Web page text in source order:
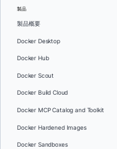
製品
製品概要
Docker Desktop
Docker Hub
Docker Scout
Docker Build Cloud
Docker MCP Catalog and Toolkit
Docker Hardened Images
Docker Sandboxes